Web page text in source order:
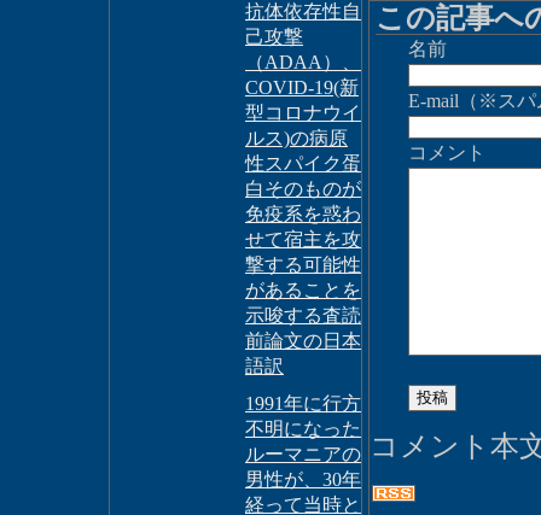
抗体依存性自
己攻撃
（ADAA）、
COVID-19(新
型コロナウイ
ルス)の病原
性スパイク蛋
白そのものが
免疫系を惑わ
せて宿主を攻
撃する可能性
があることを
示唆する査読
前論文の日本
語訳
1991年に行方
不明になった
ルーマニアの
男性が、30年
経って当時と
この記事へ
名前
E-mail（※スパ
コメント
コメント本